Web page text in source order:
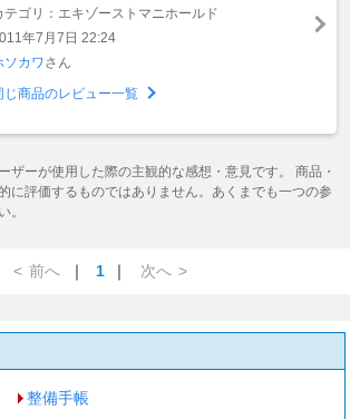
テゴリ：エキゾーストマニホールド
年7月7日 22:24
ソカワさん
じ商品のレビュー一覧
ザーが使用した際の主観的な感想・意見です。 商品・
に評価するものではありません。あくまでも一つの参
。
< 前へ ｜ 1 ｜ 次へ >
整備手帳